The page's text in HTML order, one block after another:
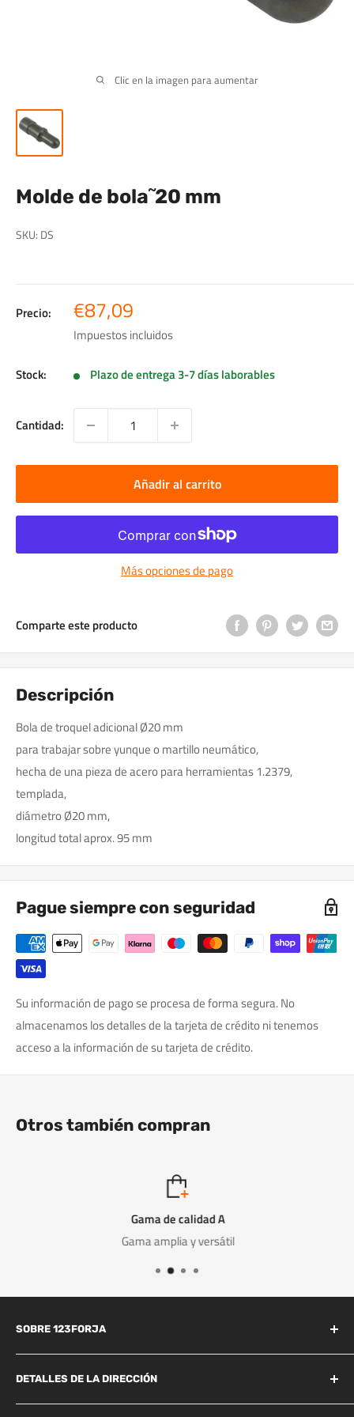
Clic en la imagen para aumentar
Molde de bola˜20 mm
SKU: DS
Precio: Precio
de
venta
€87,09
Impuestos incluidos
Stock: Plazo de entrega 3-7 días laborables
Cantidad:
Añadir al carrito
Más opciones de pago
Comparte este producto
Descripción
Bola de troquel adicional Ø20 mm
para trabajar sobre yunque o martillo neumático,
hecha de una pieza de acero para herramientas 1.2379,
templada,
diámetro Ø20 mm,
longitud total aprox. 95 mm
Pague siempre con seguridad
Su información de pago se procesa de forma segura. No
almacenamos los detalles de la tarjeta de crédito ni tenemos
acceso a la información de su tarjeta de crédito.
Otros también compran
Gama de calidad A
Gama amplia y versátil
SOBRE 123FORJA
123forja tiene años de experiencia en el campo de la forja y la
fundición.
DETALLES DE LA DIRECCIÓN
Industrieweg 156B